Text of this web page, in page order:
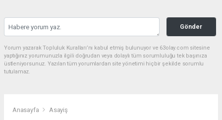
Gönder
Yorum yazarak Topluluk Kuralları’nı kabul etmiş bulunuyor ve 63olay.com sitesine
yaptığınız yorumunuzla ilgili doğrudan veya dolaylı tüm sorumluluğu tek başınıza
üstleniyorsunuz. Yazılan tüm yorumlardan site yönetimi hiçbir şekilde sorumlu
tutulamaz.
Anasayfa Asayiş